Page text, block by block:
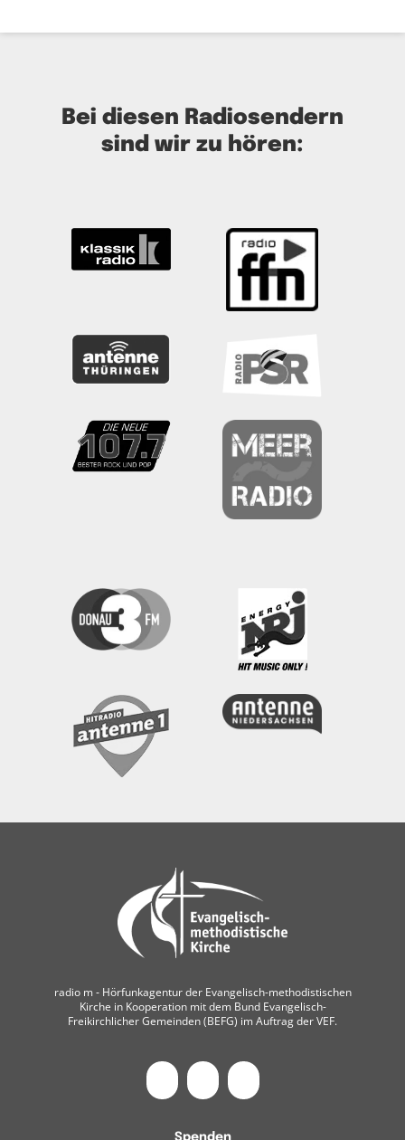
Bei diesen Radiosendern
sind wir zu hören:
radio m ‐ Hörfunkagentur der Evangelisch-methodistischen
Kirche in Kooperation mit dem Bund Evangelisch-
Freikirchlicher Gemeinden (BEFG) im Auftrag der VEF.
Spenden